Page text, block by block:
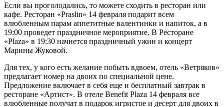
Если вы проголодались, то можете сходить в ресторан или
кафе. Ресторан «Praslin» 14 февраля подарит всем
влюбленным парам аппетитные валентинки и напиток, а в
19:00 проведет праздничное мероприятие. В Ресторане
«Plaza» в 19:30 начнется праздничный ужин и концерт
Марины Жуковой.
Для тех, у кого есть желание побыть вдвоем, отель «Ветряков»
предлагает номер на двоих по специальной цене.
Предложение включает в себя еще и бесплатный завтрак в
ресторане «Артист». В отеле Benefit Plaza 14 февраля все
влюбленные получат в подарок игристое и десерт для двоих в